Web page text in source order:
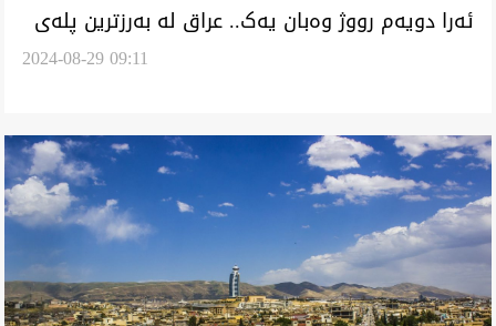
ئەرا دویەم رووژ وەبان یەک.. عراق لە بەرزترین پلەی
2024-08-29 09:11